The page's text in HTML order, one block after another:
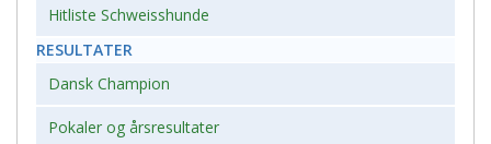
Hitliste Schweisshunde
RESULTATER
Dansk Champion
Pokaler og årsresultater